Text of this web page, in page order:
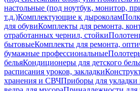
настольные (под ноутбук, монитор,
т.д.)Комплектующие к дыроколам
для обувиКомплекты для ремонта,
отработанных чернил, стойки
бытовыеКомплекты для ремонта,
бумажные профессиональные
бельяКондиционеры для детского
расписания уроков, закладки
хранения и СВЧПриборы для укладки